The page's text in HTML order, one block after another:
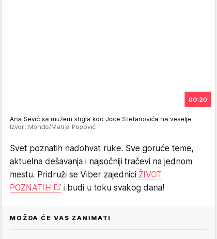
00:20
Ana Sević sa mužem stigla kod Joce Stefanovića na veselje
Izvor: Mondo/Matija Popović
Svet poznatih nadohvat ruke. Sve goruće teme,
aktuelna dešavanja i najsočniji tračevi na jednom
mestu. Pridruži se Viber zajednici ŽIVOT
POZNATIH
i budi u toku svakog dana!
MOŽDA ĆE VAS ZANIMATI